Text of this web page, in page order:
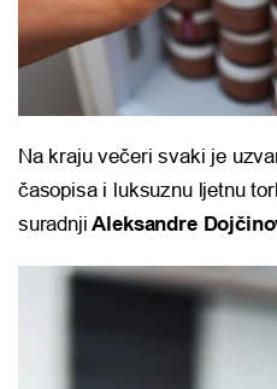
Na kraju večeri svaki je
časopisa i luksuznu ljetnu
suradnji Aleksandre